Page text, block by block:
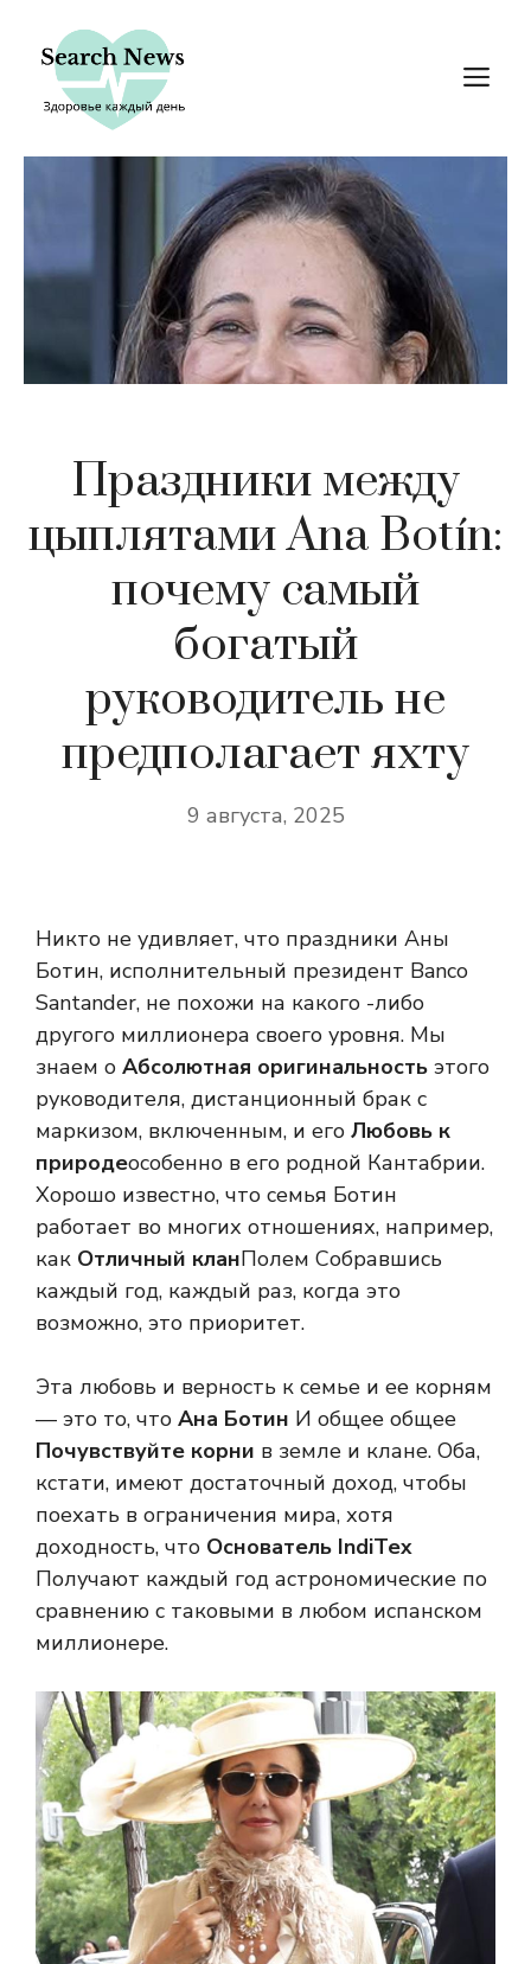
содержимому
Праздники между
цыплятами Ana Botín:
почему самый
богатый
руководитель не
предполагает яхту
9 августа, 2025
Никто не удивляет, что праздники Аны
Ботин, исполнительный президент Banco
Santander, не похожи на какого -либо
другого миллионера своего уровня. Мы
знаем о Абсолютная оригинальность этого
руководителя, дистанционный брак с
маркизом, включенным, и его Любовь к
природеособенно в его родной Кантабрии.
Хорошо известно, что семья Ботин
работает во многих отношениях, например,
как Отличный кланПолем Собравшись
каждый год, каждый раз, когда это
возможно, это приоритет.
Эта любовь и верность к семье и ее корням
— это то, что Ана Ботин И общее общее
Почувствуйте корни в земле и клане. Оба,
кстати, имеют достаточный доход, чтобы
поехать в ограничения мира, хотя
доходность, что Основатель IndiTex
Получают каждый год астрономические по
сравнению с таковыми в любом испанском
миллионере.